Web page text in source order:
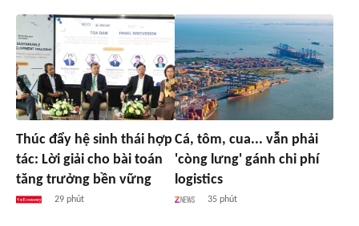
Thúc đẩy hệ sinh thái hợp
tác: Lời giải cho bài toán
tăng trưởng bền vững
29 phút
Cá, tôm, cua... vẫn phải
'còng lưng' gánh chi phí
logistics
35 phút